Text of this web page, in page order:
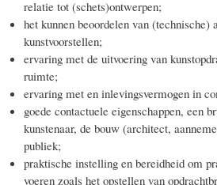
relatie tot (schets)ontwerpen;
het kunnen beoordelen van (technische)
kunstvoorstellen;
ervaring met de uitvoering van
ruimte;
ervaring met en inlevingsvermogen in
goede contactuele eigenschappen, een
kunstenaar, de bouw (architect,
publiek;
praktische instelling en bereidheid om
voeren zoals het opstellen van